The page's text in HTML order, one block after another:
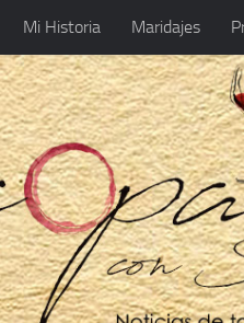
Mi Historia Maridajes